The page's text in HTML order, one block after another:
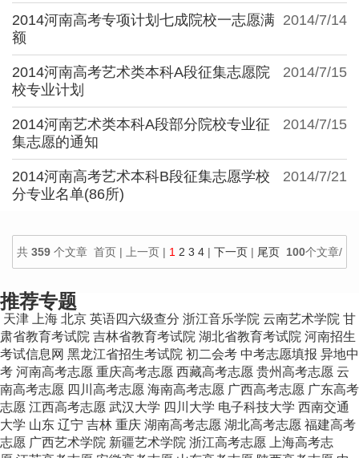
2014/7/14
2014河南高考专项计划七成院校一志愿满
额
2014/7/15
2014河南高考艺术类本科A段征集志愿院
校专业计划
2014/7/15
2014河南艺术类本科A段部分院校专业征
集志愿的通知
2014/7/21
2014河南高考艺术本科B段征集志愿学校
分专业名单(86所)
共 359 个文章 首页 | 上一页 | 1 2 3 4 | 下一页 | 尾页 100个文章/
推荐专题
天津 上海 北京 英语四六级查分 浙江音乐学院 云南艺术学院 甘
肃省教育考试院 吉林省教育考试院 湖北省教育考试院 河南招生
考试信息网 黑龙江省招生考试院 初二会考 中考志愿填报 异地中
考 河南高考志愿 重庆高考志愿 西藏高考志愿 贵州高考志愿 云
南高考志愿 四川高考志愿 海南高考志愿 广西高考志愿 广东高考
志愿 江西高考志愿 武汉大学 四川大学 电子科技大学 西南交通
大学 山东 辽宁 吉林 重庆 湖南高考志愿 湖北高考志愿 福建高考
志愿 广西艺术学院 新疆艺术学院 浙江高考志愿
上海高考志